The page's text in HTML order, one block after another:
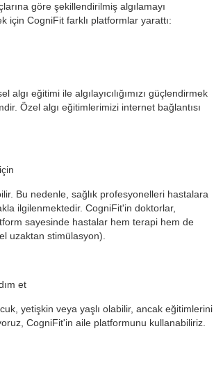
göre şekillendirilmiş algılamayı
için CogniFit farklı platformlar yarattı:
eğitimi ile algılayıcılığımızı güçlendirmek
Özel algı eğitimlerimizi internet bağlantısı
Bu nedenle, sağlık profesyonelleri hastalara
ilgilenmektedir. CogniFit'in doktorlar,
sayesinde hastalar hem terapi hem de
uzaktan stimülasyon).
et
yetişkin veya yaşlı olabilir, ancak eğitimlerini
CogniFit'in aile platformunu kullanabiliriz.